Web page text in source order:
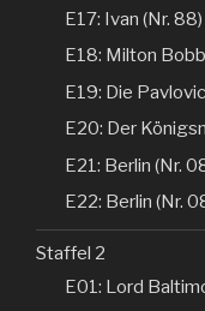
E17: Ivan (Nr. 88)
E18: Milton
E19: Die
E20: Der
E21: Berlin (Nr.
E22: Berlin (Nr.
Staffel 2
E01: Lord